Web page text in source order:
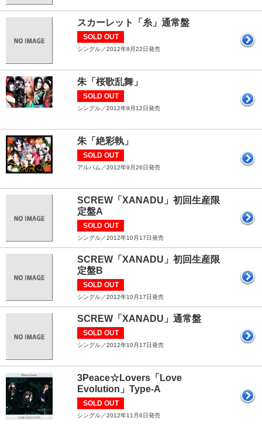
スカーレット「糸」通常盤
SOLD OUT
シングル／2012年8月22日発売
朱「桜歌乱舞」
SOLD OUT
シングル／2012年9月12日発売
朱「絶彩執」
SOLD OUT
アルバム／2012年9月26日発売
SCREW「XANADU」初回生産限
定盤A
SOLD OUT
シングル／2012年10月17日発売
SCREW「XANADU」初回生産限
定盤B
SOLD OUT
シングル／2012年10月17日発売
SCREW「XANADU」通常盤
SOLD OUT
シングル／2012年10月17日発売
3Peace☆Lovers「Love
Evolution」Type-A
SOLD OUT
シングル／2012年11月6日発売